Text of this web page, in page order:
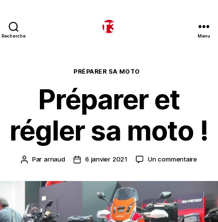
Recherche Menu
Catégories
PRÉPARER SA MOTO
Préparer et
régler sa moto !
Auteur
Par arnaud
Date6 janvier 2021 Un commentairesur
sa
moto
!